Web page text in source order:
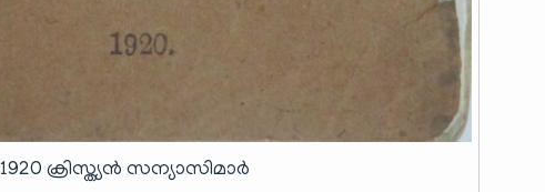
1920 ക്രിസ്ത്യൻ സന്യാസിമാർ